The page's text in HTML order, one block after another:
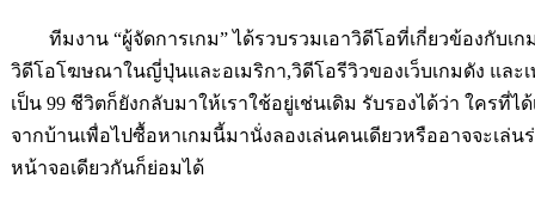
ทีมงาน “ผู้จัดการเกม” ได้รวบรวมเอาวิดีโอที่เกี่ยวข้องกับเ
วิดีโอโฆษณาในญี่ปุ่นและอเมริกา,วิดีโอรีวิวของเว็บเกมดัง แล
เป็น 99 ชีวิตก็ยังกลับมาให้เราใช้อยู่เช่นเดิม รับรองได้ว่า ใครที่
จากบ้านเพื่อไปซื้อหาเกมนี้มานั่งลองเล่นคนเดียวหรืออาจจะเล่
หน้าจอเดียวกันก็ย่อมได้